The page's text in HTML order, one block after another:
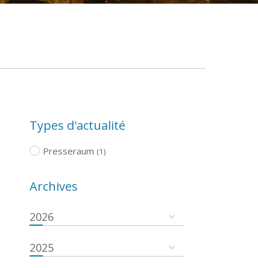
Types d'actualité
Presseraum (1)
Archives
2026
2025